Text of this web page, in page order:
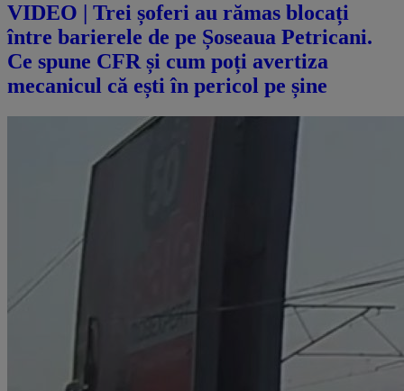
VIDEO | Trei șoferi au rămas blocați
între barierele de pe Șoseaua Petricani.
Ce spune CFR și cum poți avertiza
mecanicul că ești în pericol pe șine